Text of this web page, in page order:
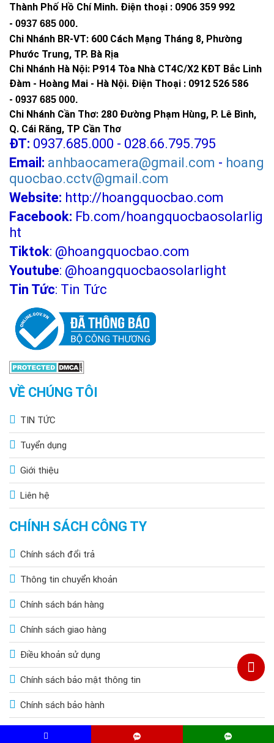
Thành Phố Hồ Chí Minh. Điện thoại : 0906 359 992
- 0937 685 000.
Chi Nhánh BR-VT: 600 Cách Mạng Tháng 8, Phường
Phước Trung, TP. Bà Rịa
Chi Nhánh Hà Nội: P914 Tòa Nhà CT4C/X2 KĐT Bắc Linh
Đàm - Hoàng Mai - Hà Nội. Điện Thoại : 0912 526 586
- 0937 685 000.
Chi Nhánh Cần Thơ: 280 Đường Phạm Hùng, P. Lê Bình,
Q. Cái Răng, TP Cần Thơ
ĐT: 0937.685.000 - 028.66.795.795
Email: anhbaocamera@gmail.com - hoang
quocbao.cctv@gmail.com
Website: http://hoangquocbao.com
Facebook: Fb.com/hoangquocbaosolarlig
ht
Tiktok: @hoangquocbao.com
Youtube: @hoangquocbaosolarlight
Tin Tức: Tin Tức
VỀ CHÚNG TÔI
TIN TỨC
Tuyển dụng
Giới thiệu
Liên hệ
CHÍNH SÁCH CÔNG TY
Chính sách đổi trả
Thông tin chuyển khoản
Chính sách bán hàng
Chính sách giao hàng
Điều khoản sử dụng
Chính sách bảo mật thông tin
Chính sách bảo hành